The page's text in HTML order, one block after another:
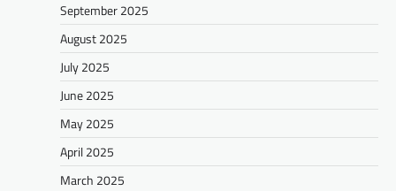
September 2025
August 2025
July 2025
June 2025
May 2025
April 2025
March 2025